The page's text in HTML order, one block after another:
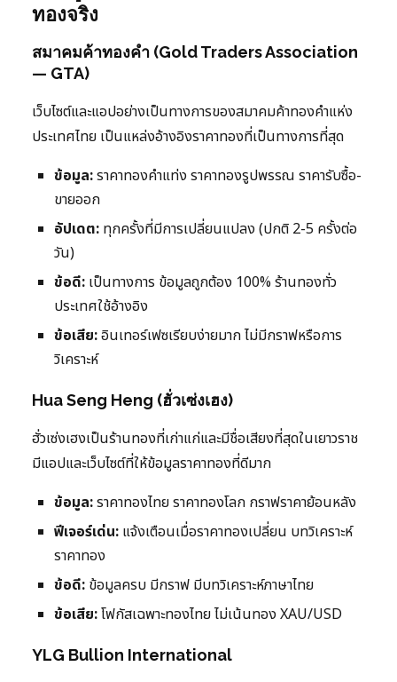
ทองจริง
สมาคมค้าทองคำ (Gold Traders Association
— GTA)
เว็บไซต์และแอปอย่างเป็นทางการของสมาคมค้าทองคำแห่ง
ประเทศไทย เป็นแหล่งอ้างอิงราคาทองที่เป็นทางการที่สุด
ข้อมูล:ราคาทองคำแท่ง ราคาทองรูปพรรณ ราคารับซื้อ-
ขายออก
อัปเดต: ทุกครั้งที่มีการเปลี่ยนแปลง (ปกติ 2-5 ครั้งต่อ
วัน)
ข้อดี: เป็นทางการ ข้อมูลถูกต้อง 100% ร้านทองทั่ว
ประเทศใช้อ้างอิง
ข้อเสีย:อินเทอร์เฟซเรียบง่ายมาก ไม่มีกราฟหรือการ
วิเคราะห์
Hua Seng Heng (ฮั่วเซ่งเฮง)
ฮั่วเซ่งเฮงเป็นร้านทองที่เก่าแก่และมีชื่อเสียงที่สุดในเยาวราช
มีแอปและเว็บไซต์ที่ให้ข้อมูลราคาทองที่ดีมาก
ข้อมูล:ราคาทองไทย ราคาทองโลก กราฟราคาย้อนหลัง
ฟีเจอร์เด่น: แจ้งเตือนเมื่อราคาทองเปลี่ยน บทวิเคราะห์
ราคาทอง
ข้อดี: ข้อมูลครบ มีกราฟ มีบทวิเคราะห์ภาษาไทย
ข้อเสีย:โฟกัสเฉพาะทองไทย ไม่เน้นทอง XAU/USD
YLG Bullion International